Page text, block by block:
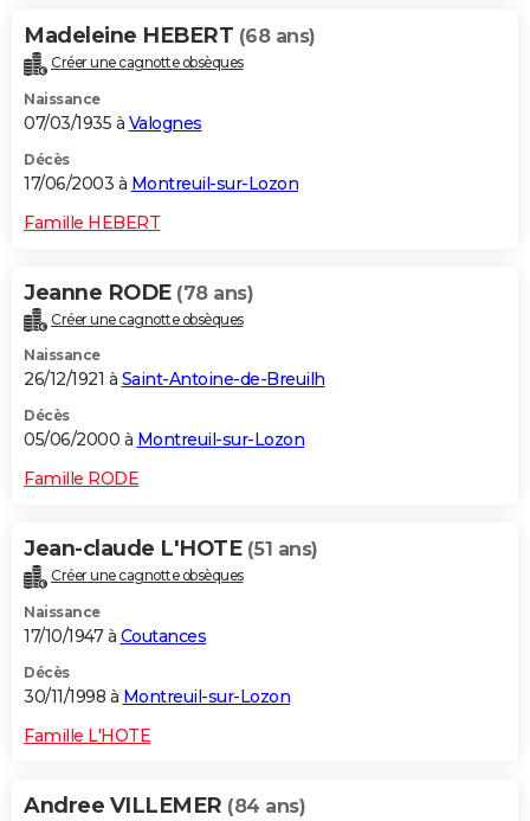
Madeleine HEBERT (68 ans)
Créer une cagnotte obsèques
Naissance
07/03/1935 à Valognes
Décès
17/06/2003 à Montreuil-sur-Lozon
Famille HEBERT
Jeanne RODE (78 ans)
Créer une cagnotte obsèques
Naissance
26/12/1921 à Saint-Antoine-de-Breuilh
Décès
05/06/2000 à Montreuil-sur-Lozon
Famille RODE
Jean-claude L'HOTE (51 ans)
Créer une cagnotte obsèques
Naissance
17/10/1947 à Coutances
Décès
30/11/1998 à Montreuil-sur-Lozon
Famille L'HOTE
Andree VILLEMER (84 ans)